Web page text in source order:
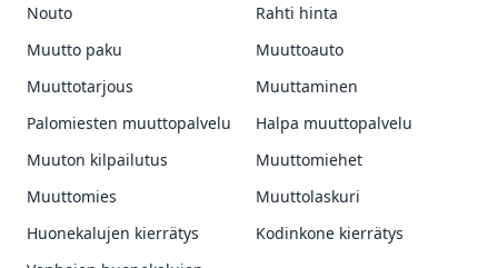
Nouto
Rahti hinta
Muutto paku
Muuttoauto
Muuttotarjous
Muuttaminen
Palomiesten muuttopalvelu
Halpa muuttopalvelu
Muuton kilpailutus
Muuttomiehet
Muuttomies
Muuttolaskuri
Huonekalujen kierrätys
Kodinkone kierrätys